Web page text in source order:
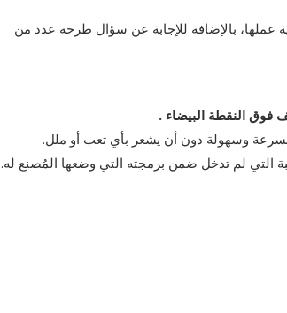
عملها، بالإضافة للإجابة عن سؤال طرحه عدد من
فوق النقطة البيضاء .
بسرعة وسهولة دون أن يشعر بأي تعب أو ملل.
التي لم تدخل ضمن برمجته التي وضعها المُصنع له.